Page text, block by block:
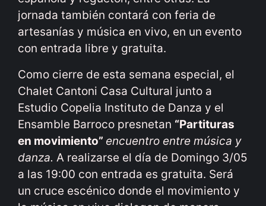
jornada también contará con feria de
artesanías y música en vivo, en un evento
con entrada libre y gratuita.
Como cierre de esta semana especial, el
Chalet Cantoni Casa Cultural junto a
Estudio Copelia Instituto de Danza y el
Ensamble Barroco presnetan “Partituras
en movimiento” encuentro entre música y
danza. A realizarse el día de Domingo 3/05
a las 19:00 con entrada es gratuita. Será
un cruce escénico donde el movimiento y